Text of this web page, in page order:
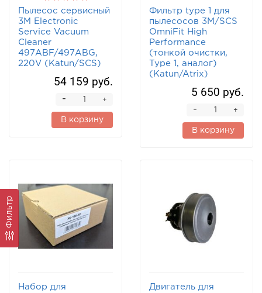
Фильтр
Пылесос сервисный
3M Electronic
Service Vacuum
Cleaner
497ABF/497ABG,
220V (Katun/SCS)
54 159 руб.
+
-
В корзину
Фильтр type 1 для
пылесосов 3М/SCS
OmniFit High
Performance
(тонкой очистки,
Type 1, аналог)
(Katun/Atrix)
5 650 руб.
+
-
В корзину
Набор для
Двигатель для